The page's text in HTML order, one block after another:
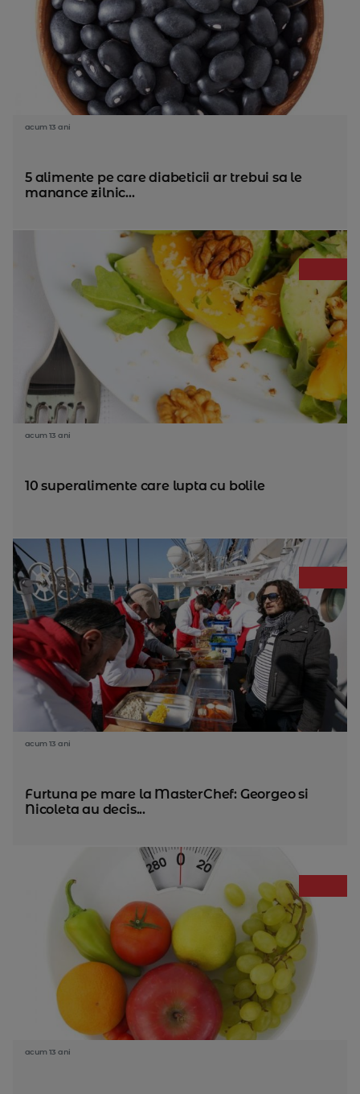
acum 13 ani
5 alimente pe care diabeticii ar trebui sa le
manance zilnic...
acum 13 ani
10 superalimente care lupta cu bolile
acum 13 ani
Furtuna pe mare la MasterChef: Georgeo si
Nicoleta au decis...
acum 13 ani